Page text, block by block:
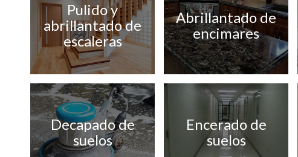
Pulido y
abrillantado de
escaleras
Abrillantado de
encimares
Decapado de
suelos
Encerado de
suelos